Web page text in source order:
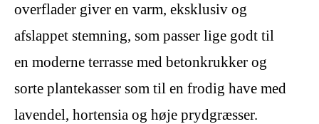
overflader giver en varm, eksklusiv og
afslappet stemning, som passer lige godt til
en moderne terrasse med betonkrukker og
sorte plantekasser som til en frodig have med
lavendel, hortensia og høje prydgræsser.